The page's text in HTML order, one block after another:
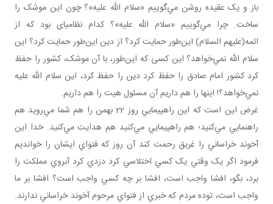
باز و يک عقيده روشن مي‌گوييم «سلام الله عليه»؟ چون اين موشک را
ساخت. چرا مي‌گوييم «سلام الله عليه»؟ کدام نظامي­ای بود که از
ائمه(عليهم السلام) اين‌طور حمايت کرد؟ از دين اين‌طور حمايت کرد؟ اين
سلام الله نمي‌خواهد؟ اين کسی که اين‌طور، با آن موشک، کشور را حفظ
کرد کشور امام صادق را حفظ کرد دين را حفظ کرد، اين سلام الله عليه
نمي‌خواهد؟! اينها را هم داريم آن مسئول هيت را هم داريم.
غرض اين است که اين راهپيمايي روز 22 بهمن را هم شما مي‌رويد هم
راهنمايي مي‌کنيد؛ هم راهپيمايي مي‌کنيد هم هدايت مي‌کنيد. خدا اين
آخوند خراساني را غريق رحمت کند آن روز که فتواي ايشان را خوانديم
فرمود اگر يک وقتي يک کسي اختلاسي کرد دزدي کرد آبروي مملکت را
برد، بگو، افشا واجب است، افشا بر چه کسي واجب است؟ افشا بر ما
واجب است، توده مردم که خبري از فتواي مرحوم آخوند خراساني ندارند.